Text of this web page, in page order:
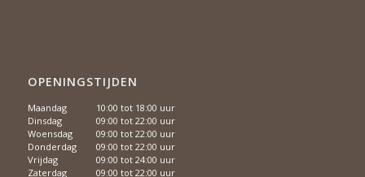
OPENINGSTIJDEN
Maandag
Dinsdag
Woensdag
Donderdag
Vrijdag
Zaterdag
10:00 tot 18:00 uur
09:00 tot 22:00 uur
09:00 tot 22:00 uur
09:00 tot 22:00 uur
09:00 tot 24:00 uur
09:00 tot 22:00 uur